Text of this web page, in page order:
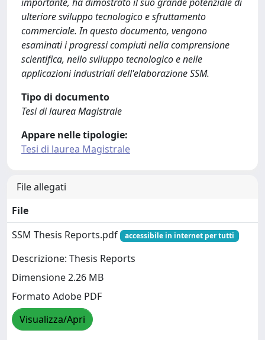
ulteriore sviluppo tecnologico e sfruttamento
commerciale. In questo documento, vengono
esaminati i progressi compiuti nella comprensione
scientifica, nello sviluppo tecnologico e nelle
applicazioni industriali dell'elaborazione SSM.
Tipo di documento
Tesi di laurea Magistrale
Appare nelle tipologie:
Tesi di laurea Magistrale
File allegati
File
SSM Thesis Reports.pdf
accessibile in internet per tutti
Descrizione: Thesis Reports
Dimensione 2.26 MB
Formato Adobe PDF
Visualizza/Apri